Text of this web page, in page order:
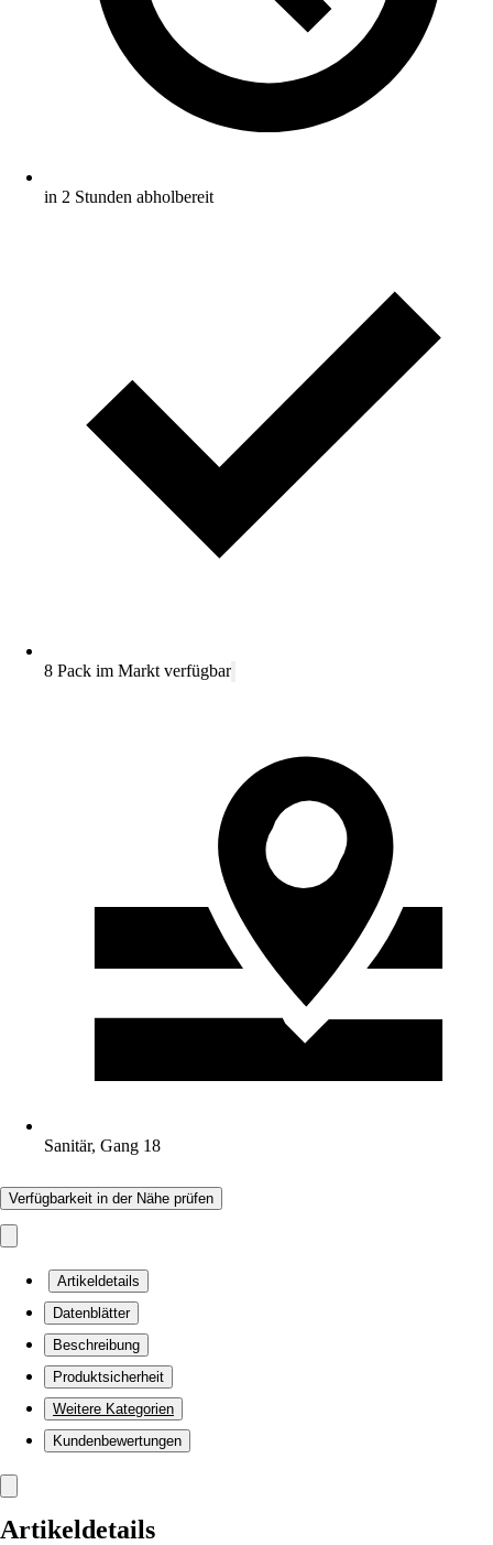
in 2 Stunden abholbereit
8 Pack im Markt verfügbar
Sanitär, Gang 18
Verfügbarkeit in der Nähe prüfen
Artikeldetails
Datenblätter
Beschreibung
Produktsicherheit
Weitere Kategorien
Kundenbewertungen
Artikeldetails